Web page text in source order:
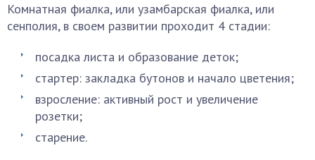
Комнатная фиалка, или узамбарская фиалка, или
сенполия, в своем развитии проходит 4 стадии:
посадка листа и образование деток;
стартер: закладка бутонов и начало цветения;
взросление: активный рост и увеличение
розетки;
старение.